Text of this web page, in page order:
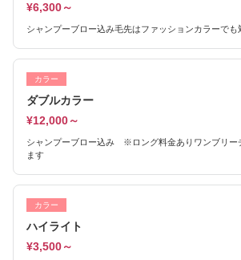
¥6,300～
シャンプーブロー込み毛先はファッションカラーでも
カラー
ダブルカラー
¥12,000～
シャンプーブロー込み ※ロング料金ありワンブリー
ます
カラー
ハイライト
¥3,500～